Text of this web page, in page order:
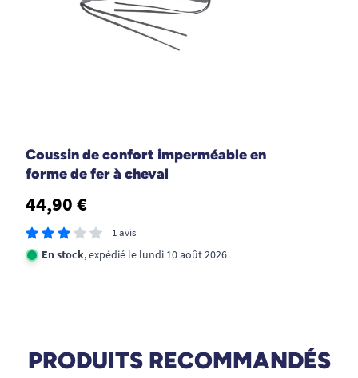
Coussin de confort imperméable en
forme de fer à cheval
44,90 €
1 avis
En stock, expédié le lundi 10 août 2026
PRODUITS RECOMMANDÉS